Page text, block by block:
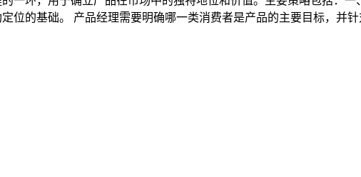
位的基础。 产品经理需要明确哪一类消费者是产品的主要目标，并